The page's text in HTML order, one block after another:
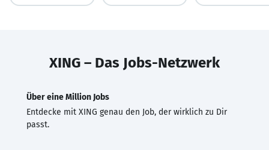
XING – Das Jobs-Netzwerk
Über eine Million Jobs
Entdecke mit XING genau den Job, der wirklich zu Dir
passt.